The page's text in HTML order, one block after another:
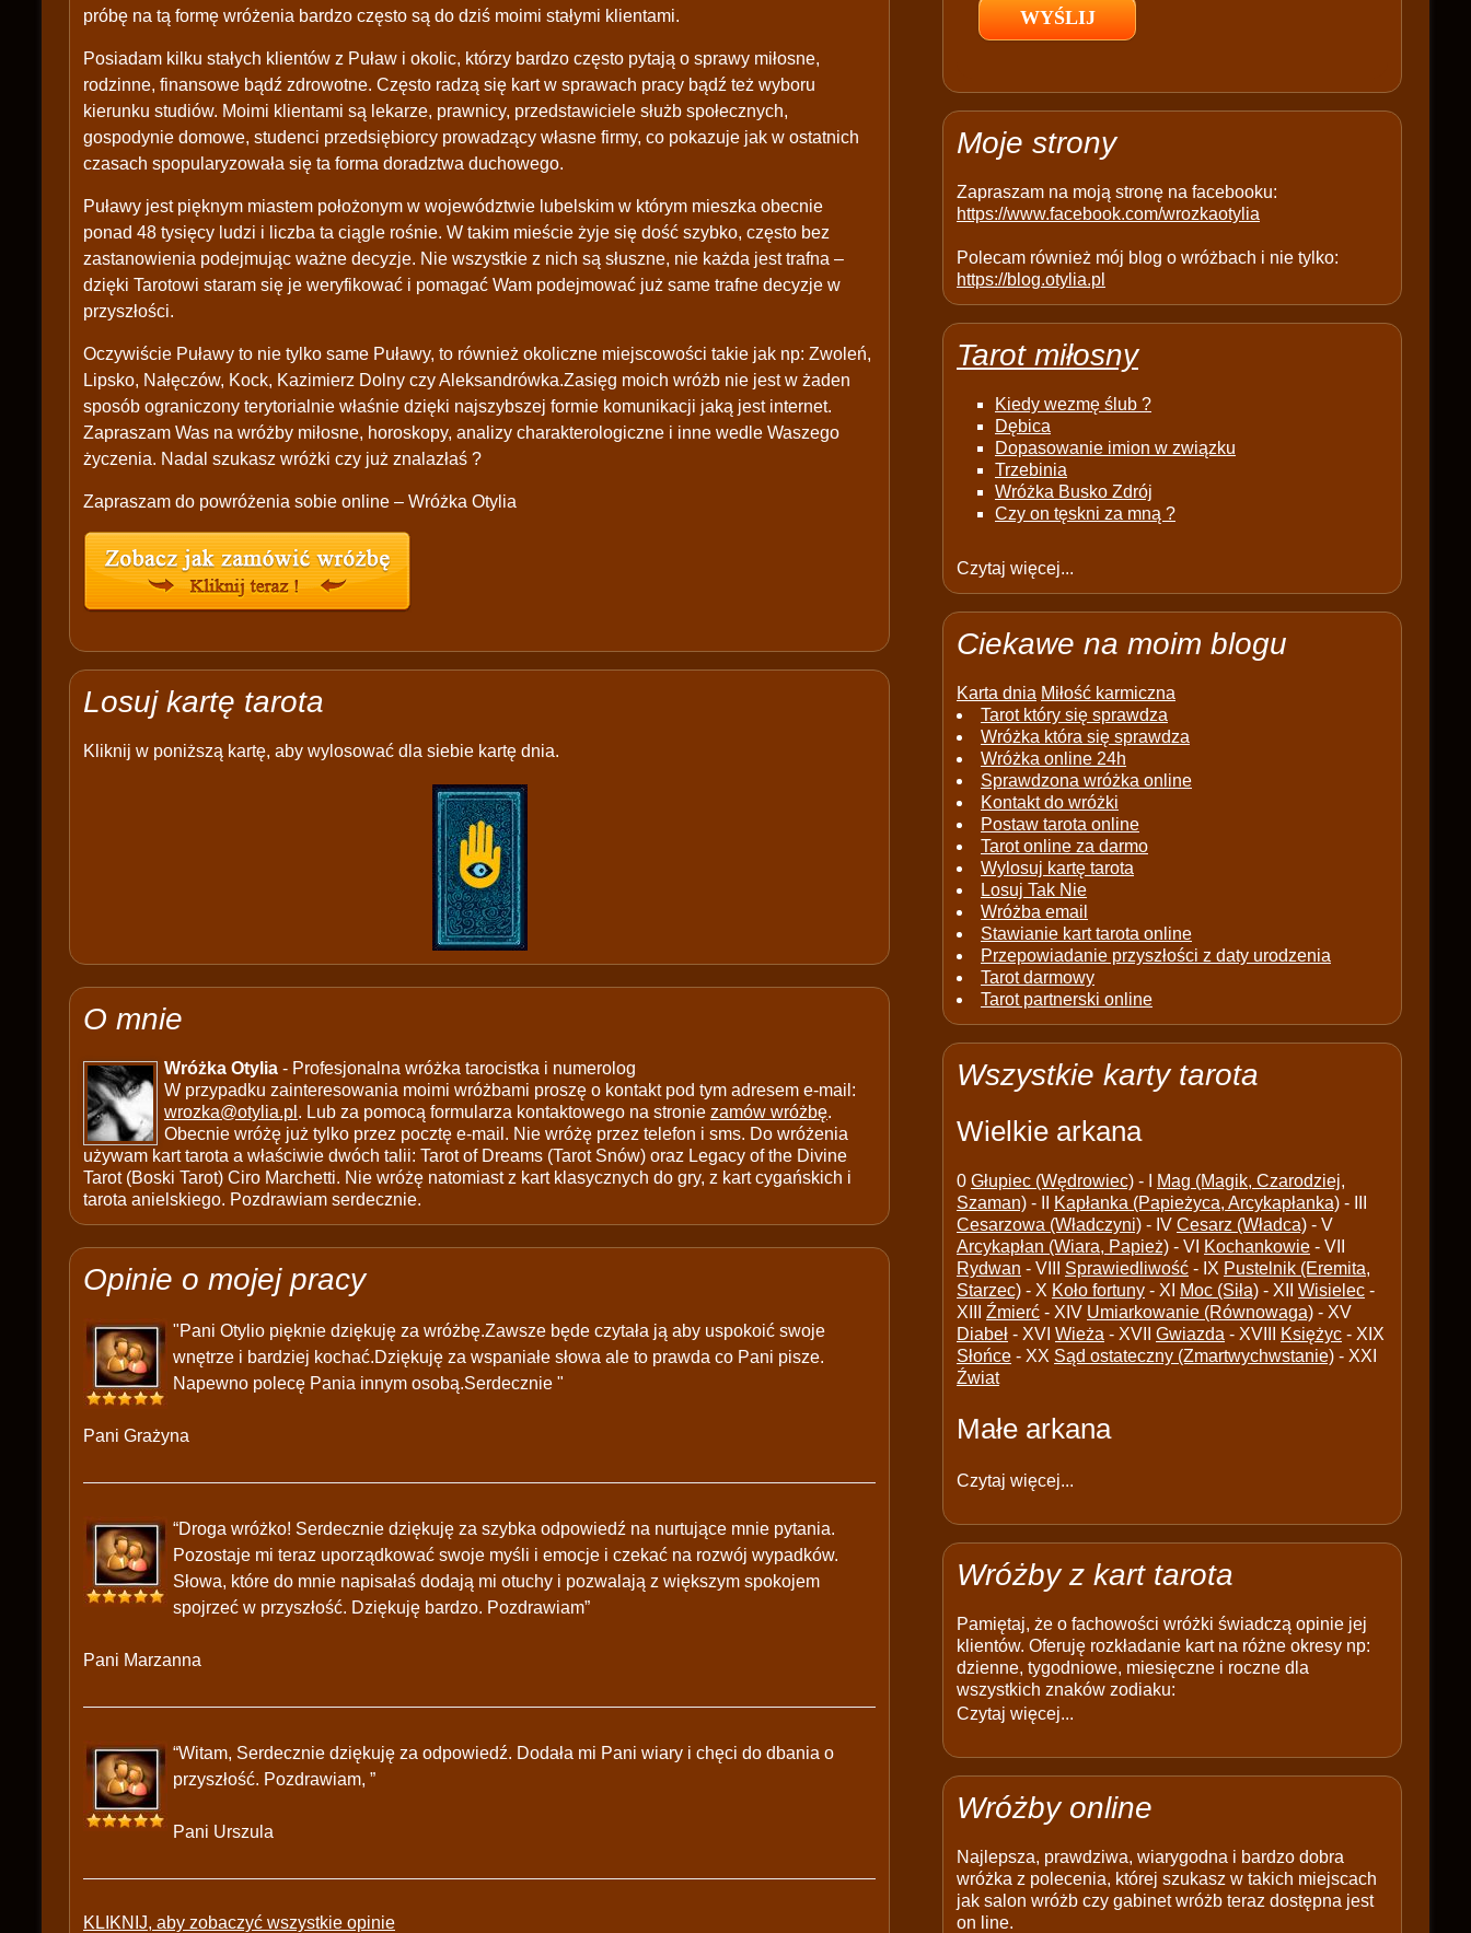
próbę na tą formę wróżenia bardzo często są do dziś moimi stałymi klientami.
Posiadam kilku stałych klientów z Puław i okolic, którzy bardzo często pytają o sprawy miłosne,
rodzinne, finansowe bądź zdrowotne. Często radzą się kart w sprawach pracy bądź też wyboru
kierunku studiów. Moimi klientami są lekarze, prawnicy, przedstawiciele służb społecznych,
gospodynie domowe, studenci przedsiębiorcy prowadzący własne firmy, co pokazuje jak w ostatnich
czasach spopularyzowała się ta forma doradztwa duchowego.
Puławy jest pięknym miastem położonym w województwie lubelskim w którym mieszka obecnie
ponad 48 tysięcy ludzi i liczba ta ciągle rośnie. W takim mieście żyje się dość szybko, często bez
zastanowienia podejmując ważne decyzje. Nie wszystkie z nich są słuszne, nie każda jest trafna –
dzięki Tarotowi staram się je weryfikować i pomagać Wam podejmować już same trafne decyzje w
przyszłości.
Oczywiście Puławy to nie tylko same Puławy, to również okoliczne miejscowości takie jak np: Zwoleń,
Lipsko, Nałęczów, Kock, Kazimierz Dolny czy Aleksandrówka.Zasięg moich wróżb nie jest w żaden
sposób ograniczony terytorialnie właśnie dzięki najszybszej formie komunikacji jaką jest internet.
Zapraszam Was na wróżby miłosne, horoskopy, analizy charakterologiczne i inne wedle Waszego
życzenia. Nadal szukasz wróżki czy już znalazłaś ?
Zapraszam do powróżenia sobie online – Wróżka Otylia
Losuj kartę tarota
Kliknij w poniższą kartę, aby wylosować dla siebie kartę dnia.
O mnie
Wróżka Otylia - Profesjonalna wróżka tarocistka i numerolog
W przypadku zainteresowania moimi wróżbami proszę o kontakt pod tym adresem e-mail:
wrozka@otylia.pl . Lub za pomocą formularza kontaktowego na stronie zamów wróżbę.
Obecnie wróżę już tylko przez pocztę e-mail. Nie wróżę przez telefon i sms. Do wróżenia
używam kart tarota a właściwie dwóch talii: Tarot of Dreams (Tarot Snów) oraz Legacy of the Divine
Tarot (Boski Tarot) Ciro Marchetti. Nie wróżę natomiast z kart klasycznych do gry, z kart cygańskich i
tarota anielskiego. Pozdrawiam serdecznie.
Opinie o mojej pracy
"Pani Otylio pięknie dziękuję za wróżbę.Zawsze będe czytała ją aby uspokoić swoje
wnętrze i bardziej kochać.Dziękuję za wspaniałe słowa ale to prawda co Pani pisze.
Napewno polecę Pania innym osobą.Serdecznie "
Pani Grażyna
“Droga wróżko! Serdecznie dziękuję za szybka odpowiedź na nurtujące mnie pytania.
Pozostaje mi teraz uporządkować swoje myśli i emocje i czekać na rozwój wypadków.
Słowa, które do mnie napisałaś dodają mi otuchy i pozwalają z większym spokojem
spojrzeć w przyszłość. Dziękuję bardzo. Pozdrawiam”
Pani Marzanna
“Witam, Serdecznie dziękuję za odpowiedź. Dodała mi Pani wiary i chęci do dbania o
przyszłość. Pozdrawiam, ”
Pani Urszula
KLIKNIJ, aby zobaczyć wszystkie opinie
e
p
y
Moje strony
Zapraszam na moją stronę na facebooku:
https://www.facebook.com/wrozkaotylia
Polecam również mój blog o wróżbach i nie tylko:
https://blog.otylia.pl
Tarot miłosny
Kiedy wezmę ślub ?
Dębica
Dopasowanie imion w związku
Trzebinia
Wróżka Busko Zdrój
Czy on tęskni za mną ?
Czytaj więcej...
Ciekawe na moim blogu
Karta dnia Miłość karmiczna
Tarot który się sprawdza
Wróżka która się sprawdza
Wróżka online 24h
Sprawdzona wróżka online
Kontakt do wróżki
Postaw tarota online
Tarot online za darmo
Wylosuj kartę tarota
Losuj Tak Nie
Wróżba email
Stawianie kart tarota online
Przepowiadanie przyszłości z daty urodzenia
Tarot darmowy
Tarot partnerski online
Wszystkie karty tarota
Wielkie arkana
0 Głupiec (Wędrowiec) - I
Mag (Magik, Czarodziej,
Szaman) - II Kapłanka (Papieżyca, Arcykapłanka) - III
Cesarzowa (Władczyni) - IV Cesarz (Władca) - V
Arcykapłan (Wiara, Papież) - VI Kochankowie - VII
Rydwan - VIII Sprawiedliwość - IX Pustelnik (Eremita,
Starzec) - X Koło fortuny - XI Moc (Siła) - XII Wisielec -
XIII Źmierć - XIV Umiarkowanie (Równowaga) - XV
Diabeł - XVI Wieża - XVII Gwiazda - XVIII Księżyc - XIX
Słońce - XX Sąd ostateczny (Zmartwychwstanie) - XXI
Źwiat
Małe arkana
Czytaj więcej...
Wróżby z kart tarota
Pamiętaj, że o fachowości wróżki świadczą opinie jej
klientów. Oferuję rozkładanie kart na różne okresy np:
dzienne, tygodniowe, miesięczne i roczne dla
wszystkich znaków zodiaku:
Czytaj więcej...
Wróżby online
Najlepsza, prawdziwa, wiarygodna i bardzo dobra
wróżka z polecenia, której szukasz w takich miejscach
jak salon wróżb czy gabinet wróżb teraz dostępna jest
on line.